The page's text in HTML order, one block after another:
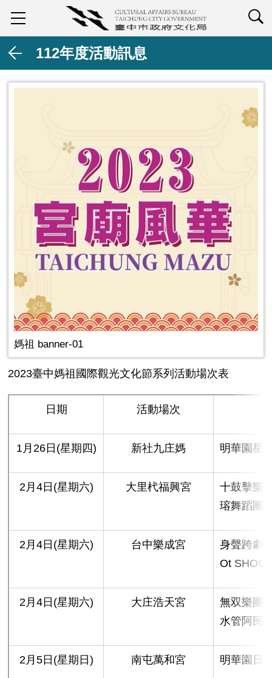
112年度活動訊息
媽祖 banner-01
2023臺中媽祖國際觀光文化節系列活動場次表
日期 活動場次
1月26日(星期四) 新社九庄媽 明華園星
2月4日(星期六) 大里杙福興宮
十鼓擊樂
瑢舞蹈團
2月4日(星期六) 台中樂成宮
身聲跨劇
Ot SHOCk
2月4日(星期六) 大庄浩天宮
無双樂團
水管阿民
2月5日(星期日) 南屯萬和宮 明華園日